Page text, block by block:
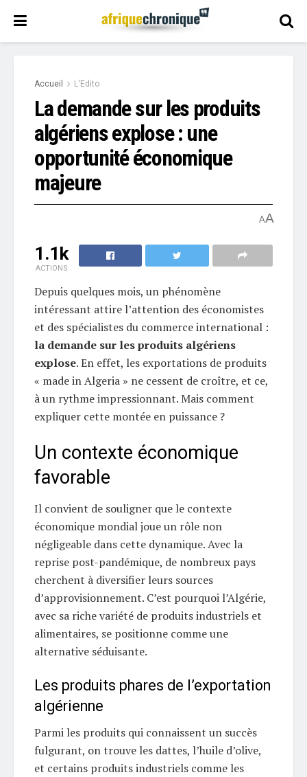
Accueil L'Edito
La demande sur les produits
algériens explose : une
opportunité économique
majeure
AA
1.1k
ACTIONS
Depuis quelques mois, un phénomène
intéressant attire l’attention des économistes
et des spécialistes du commerce international :
la demande sur les produits algériens
explose. En effet, les exportations de produits
« made in Algeria » ne cessent de croître, et ce,
à un rythme impressionnant. Mais comment
expliquer cette montée en puissance ?
Un contexte économique
favorable
Il convient de souligner que le contexte
économique mondial joue un rôle non
négligeable dans cette dynamique. Avec la
reprise post-pandémique, de nombreux pays
cherchent à diversifier leurs sources
d’approvisionnement. C’est pourquoi l’Algérie,
avec sa riche variété de produits industriels et
alimentaires, se positionne comme une
alternative séduisante.
Les produits phares de l’exportation
algérienne
Parmi les produits qui connaissent un succès
fulgurant, on trouve les dattes, l’huile d’olive,
et certains produits industriels comme les